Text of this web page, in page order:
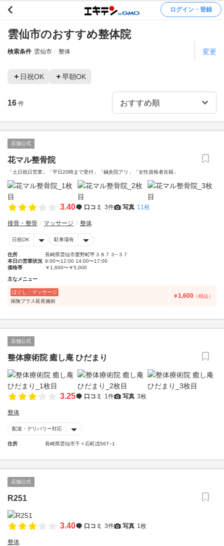
ログイン・登録
雲仙市のおすすめ整体院
検索条件 雲仙市 整体 変更
日祝OK 早朝OK
16 件
店舗公式
花マル整骨院
「土日祝日営業」「平日20時まで受付」「鍼灸院アリ」「女性資格者在籍」
3.40 口コミ 3件 写真 11枚
接骨・整骨 マッサージ 整体
日祝OK 駐車場有
住所
長崎県雲仙市愛野町甲３８７３−３７
本日の営業状況 9:00〜12:00 14:00〜17:00
価格帯
￥1,600〜￥5,000
主なメニュー
ほぐし・マッサージ
保険プラス延長施術
￥1,600 （税込）
店舗公式
整体療術院 癒し庵 ひだまり
3.25 口コミ 1件 写真 3枚
整体
配達・デリバリー対応
住所 長崎県雲仙市千々石町戊567−1
店舗公式
R251
3.40 口コミ 3件 写真 1枚
整体